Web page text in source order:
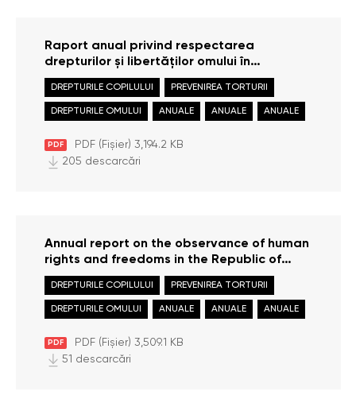
Raport anual privind respectarea
drepturilor și libertăților omului în
Republica Moldova în anul 2023
PDF PDF (Fișier) 3,194.2 KB
DREPTURILE COPILULUI PREVENIREA TORTURII
DREPTURILE OMULUI ANUALE ANUALE ANUALE
205 descarcări
Annual report on the observance of human
rights and freedoms in the Republic of
Moldova in 2023
PDF PDF (Fișier) 3,509.1 KB
DREPTURILE COPILULUI PREVENIREA TORTURII
DREPTURILE OMULUI ANUALE ANUALE ANUALE
51 descarcări